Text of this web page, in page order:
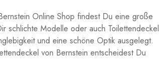
Online Shop findest Du eine große
schlichte Modelle oder auch Toilettendeckel
und eine schöne Optik ausgelegt.
von Bernstein entscheidest Du